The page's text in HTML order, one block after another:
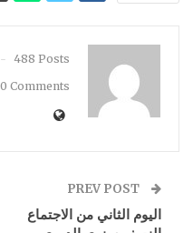
488 Posts
0 Comments
اليوم الثاني من الاجتماع